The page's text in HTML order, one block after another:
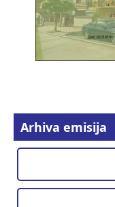
Arhiva emisija